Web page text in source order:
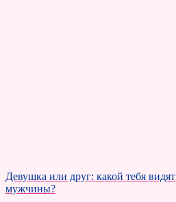
Девушка или друг: какой тебя видят
мужчины?